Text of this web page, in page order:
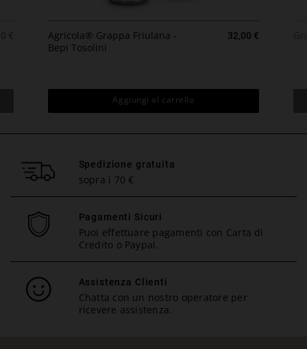
Agricola® Grappa Friulana -
Bepi Tosolini
Prezzo
32,00 €
Aggiungi al carrello
Spedizione gratuita
sopra i 70 €
Pagamenti Sicuri
Puoi effettuare pagamenti con Carta di
Credito o Paypal.
Assistenza Clienti
Chatta con un nostro operatore per
ricevere assistenza.